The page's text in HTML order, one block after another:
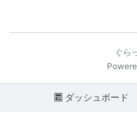
ぐら
ダッシュボード